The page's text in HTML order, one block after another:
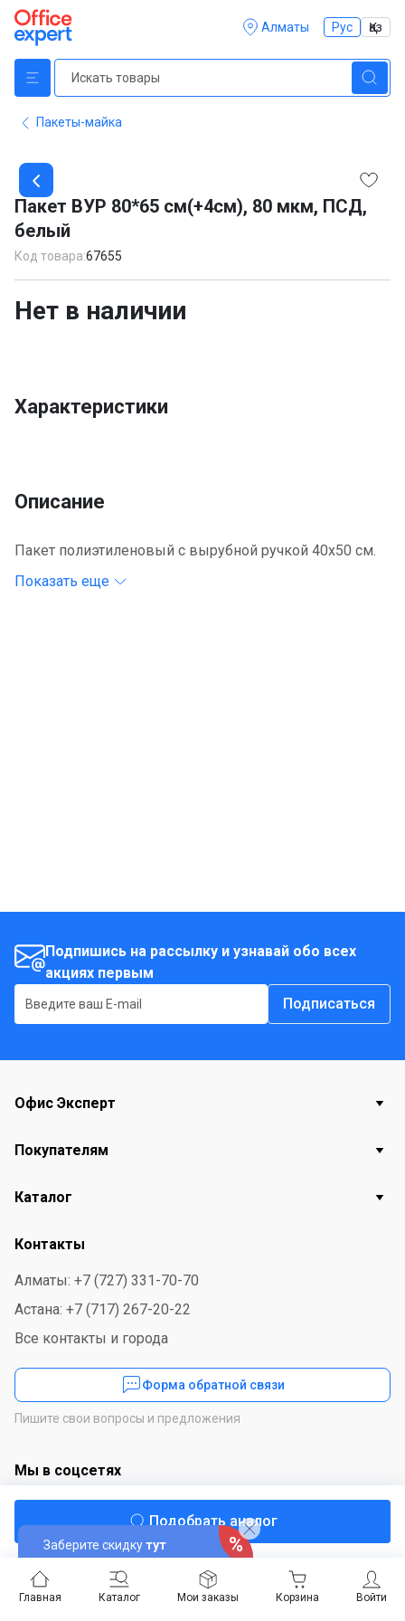
Алматы Рус Қаз
Главная Каталог Войти
Мои заказы Корзина
Пакеты-майка
Item
1
of
1
Пакет ВУР 80*65 см(+4см), 80 мкм, ПСД,
белый
Код товара:67655
Нет в наличии
Подобрать аналог
Характеристики
Описание
Пакет полиэтиленовый с вырубной ручкой 40х50 см.
Показать еще
Подпишись на рассылку и узнавай обо всех
акциях первым
Подписаться
Заберите скидкутут
Офис Эксперт
Покупателям
Каталог
Контакты
Алматы: +7 (727) 331-70-70
Астана: +7 (717) 267-20-22
Все контакты и города
Форма обратной связи
Пишите свои вопросы и предложения
Мы в соцсетях
Скачайте приложение